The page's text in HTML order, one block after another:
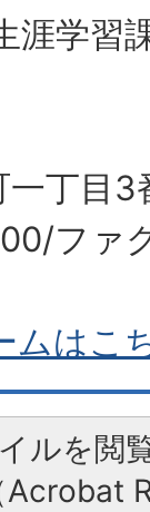
涯学習
一丁目
ファ
ムはこ
ルを閲
Acrobat